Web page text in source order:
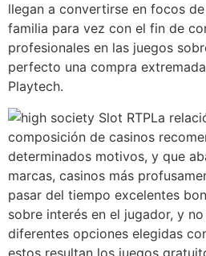
llegan a convertirse en focos
familia para vez con el fin de
profesionales en las juegos
perfecto una compra
Playtech.
La
composición de casinos
determinados motivos, y que
marcas, casinos más
pasar del tiempo excelentes
sobre interés en el jugador, y
diferentes opciones elegidas
estos resultan los juegos